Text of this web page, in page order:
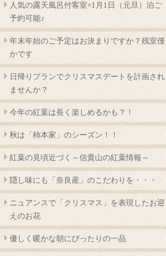
人気の露天風呂付客室×1月1日（元旦）泊ご
予約可能♪
年末年始のご予定はお決まりですか？残室僅
かです
日帰りプランでクリスマスデートを計画され
ませんか？
今年の紅葉は長く楽しめるかも？！
秋は「柿本家」のシーズン！！
紅葉の見頃近づく～信貴山の紅葉情報～
隠し味にも「奈良産」のこだわりを・・・
ニュアンスで「クリスマス」を表現したお迎
えのお花
優しく暖かな朝にぴったりの一品